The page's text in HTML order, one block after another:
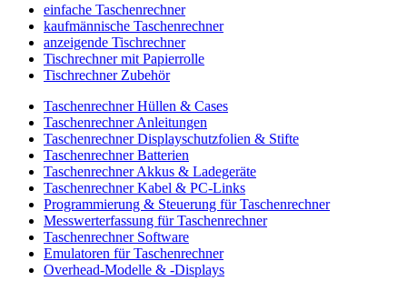
einfache Taschenrechner
kaufmännische Taschenrechner
anzeigende Tischrechner
Tischrechner mit Papierrolle
Tischrechner Zubehör
Taschenrechner Hüllen & Cases
Taschenrechner Anleitungen
Taschenrechner Displayschutzfolien & Stifte
Taschenrechner Batterien
Taschenrechner Akkus & Ladegeräte
Taschenrechner Kabel & PC-Links
Programmierung & Steuerung für Taschenrechner
Messwerterfassung für Taschenrechner
Taschenrechner Software
Emulatoren für Taschenrechner
Overhead-Modelle & -Displays